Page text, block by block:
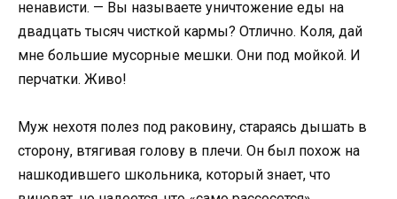
ненависти. — Вы называете уничтожение еды на
двадцать тысяч чисткой кармы? Отлично. Коля, дай
мне большие мусорные мешки. Они под мойкой. И
перчатки. Живо!
Муж нехотя полез под раковину, стараясь дышать в
сторону, втягивая голову в плечи. Он был похож на
нашкодившего школьника, который знает, что